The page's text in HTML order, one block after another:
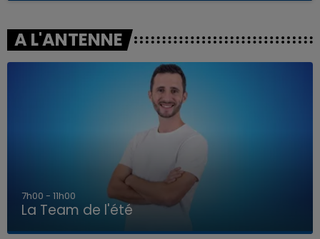
A L'ANTENNE
7h00 - 11h00
La Team de l'été